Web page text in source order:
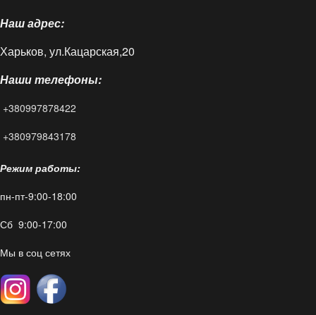
Доставка и оплата
Блог
FAQ
Контакты
Наш адрес:
Харьков, ул.Кацарская,20
Наши телефоны:
+380997878422
+380979843178
Режим работы:
пн-пт-9:00-18:00
Сб 9:00-17:00
Мы в соц сетях